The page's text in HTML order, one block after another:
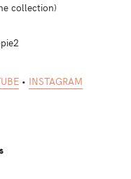
collection)
• INSTAGRAM